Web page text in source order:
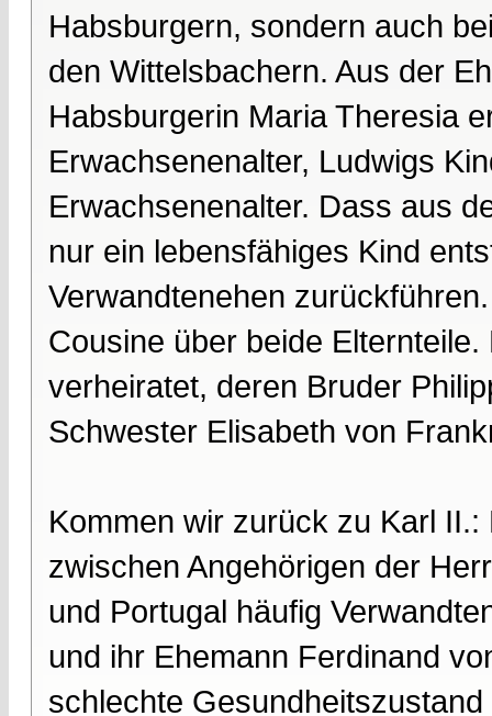
Habsburgern, sondern auch
den Wittelsbachern. Aus der
Habsburgerin Maria Theresia
Erwachsenenalter, Ludwigs
Erwachsenenalter. Dass aus
nur ein lebensfähiges Kind
Verwandtenehen
Cousine über beide
verheiratet, deren Bruder
Schwester Elisabeth von
Kommen wir zurück zu Karl
zwischen Angehörigen der
und Portugal häufig
und ihr Ehemann Ferdinand
schlechte